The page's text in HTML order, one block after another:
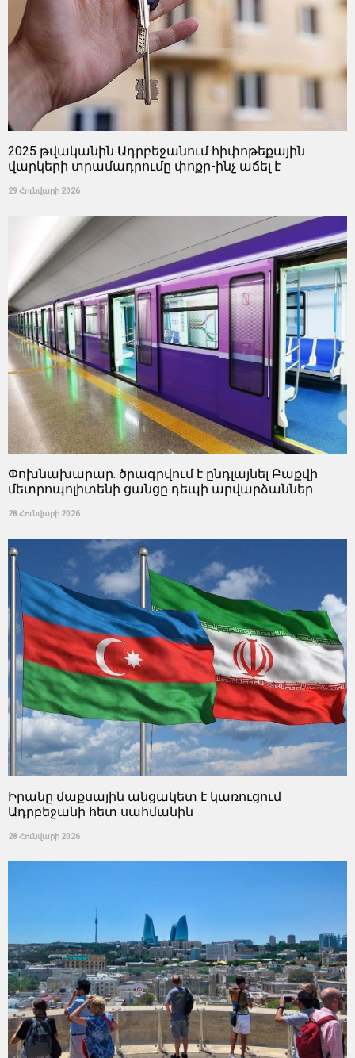
2025 թվականին Ադրբեջանում հիփոթեքային
վարկերի տրամադրումը փոքր-ինչ աճել է
29 Հունվարի 2026
Փոխնախարար. ծրագրվում է ընդլայնել Բաքվի
մետրոպոլիտենի ցանցը դեպի արվարձաններ
28 Հունվարի 2026
Իրանը մաքսային անցակետ է կառուցում
Ադրբեջանի հետ սահմանին
28 Հունվարի 2026